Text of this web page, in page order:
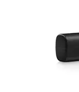
Bleiben